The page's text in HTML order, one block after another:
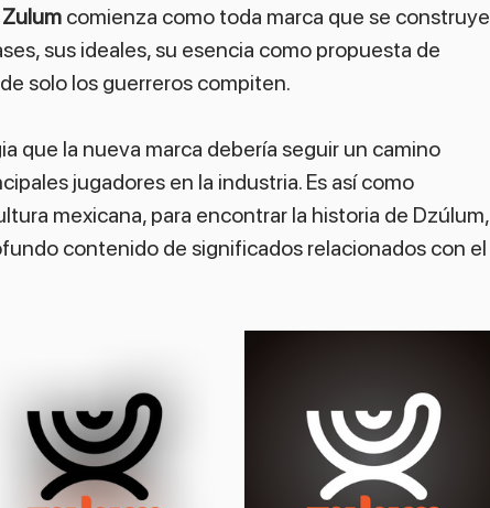
Zulum comienza como toda marca que se construye
sus ideales, su esencia como propuesta de
solo los guerreros compiten.
que la nueva marca debería seguir un camino
jugadores en la industria. Es así como
mexicana, para encontrar la historia de Dzúlum,
contenido de significados relacionados con el